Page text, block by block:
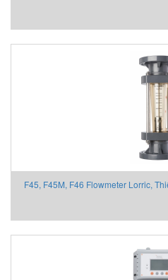
F45, F45M, F46 Flowmeter Lorric,